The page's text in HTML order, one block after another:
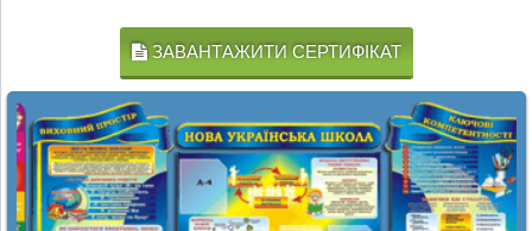
ЗАВАНТАЖИТИ СЕРТИФІКАТ